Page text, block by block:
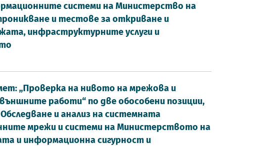
системи на Министерство на
и тестове за откриване и
инфраструктурните услуги и
„Проверка на нивото на мрежова и
работи“ по две обособени позиции,
и анализ на системната
мрежи и системи на Министерството на
и информационна сигурност и